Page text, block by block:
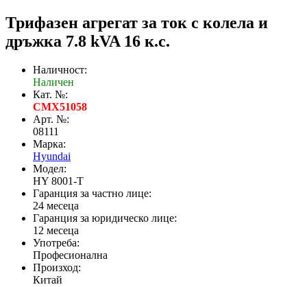
Трифазен агрегат за ток с колела и
дръжка 7.8 kVA 16 к.с.
Наличност:
Наличен
Кат. №:
CMX51058
Арт. №:
08111
Марка:
Hyundai
Модел:
HY 8001-Т
Гаранция за частно лице:
24 месеца
Гаранция за юридическо лице:
12 месеца
Употреба:
Професионална
Произход:
Китай